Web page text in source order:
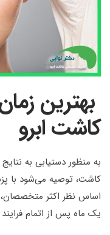
بهترین
کاشت ابرو
به منظور دستیابی به
کاشت، توصیه می‌شود با
اساس نظر اکثر متخصصان،
یک ماه پس از اتمام